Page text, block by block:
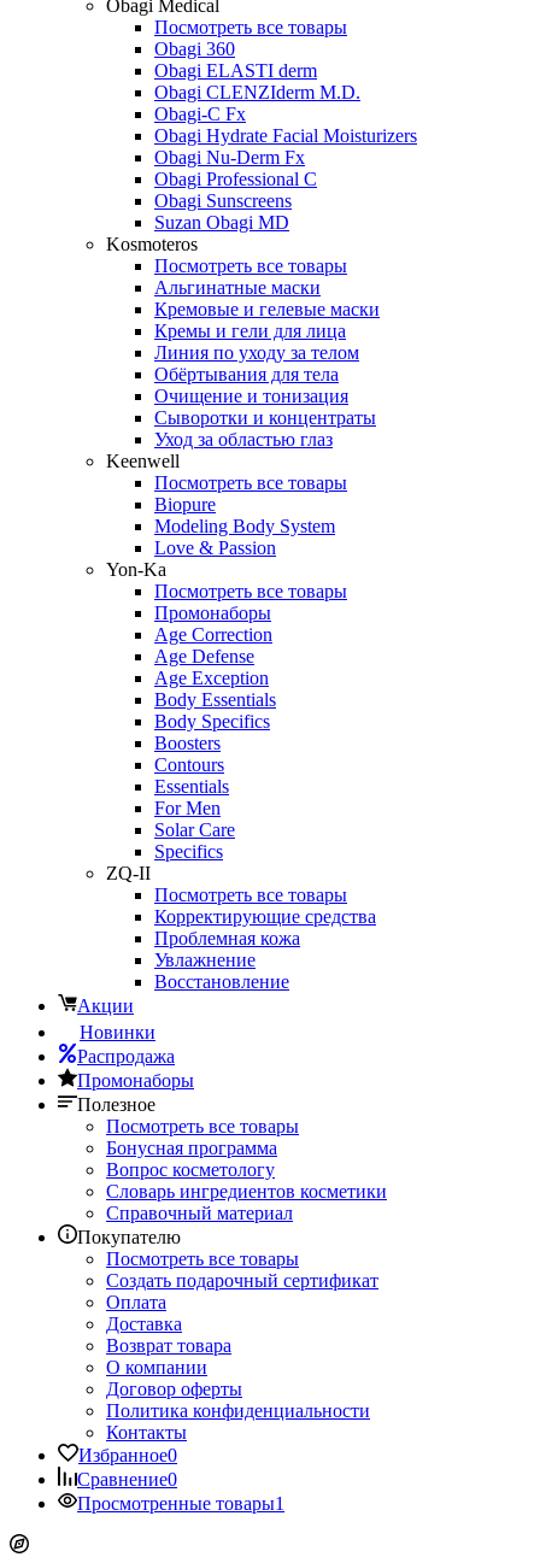
Obagi Medical
Посмотреть все товары
Obagi 360
Obagi ELASTI derm
Obagi CLENZIderm M.D.
Obagi-C Fx
Obagi Hydrate Facial Moisturizers
Obagi Nu-Derm Fx
Obagi Professional C
Obagi Sunscreens
Suzan Obagi MD
Kosmoteros
Посмотреть все товары
Альгинатные маски
Кремовые и гелевые маски
Кремы и гели для лица
Линия по уходу за телом
Обёртывания для тела
Очищение и тонизация
Сыворотки и концентраты
Уход за областью глаз
Keenwell
Посмотреть все товары
Biopure
Modeling Body System
Love & Passion
Yon-Ka
Посмотреть все товары
Промонаборы
Age Correction
Age Defense
Age Exception
Body Essentials
Body Specifics
Boosters
Contours
Essentials
For Men
Solar Care
Specifics
ZQ-II
Посмотреть все товары
Корректирующие средства
Проблемная кожа
Увлажнение
Восстановление
Акции
Новинки
Распродажа
Промонаборы
Полезное
Посмотреть все товары
Бонусная программа
Вопрос косметологу
Словарь ингредиентов косметики
Справочный материал
Покупателю
Посмотреть все товары
Создать подарочный сертификат
Оплата
Доставка
Возврат товара
О компании
Договор оферты
Политика конфиденциальности
Контакты
Избранное0
Сравнение0
Просмотренные товары1